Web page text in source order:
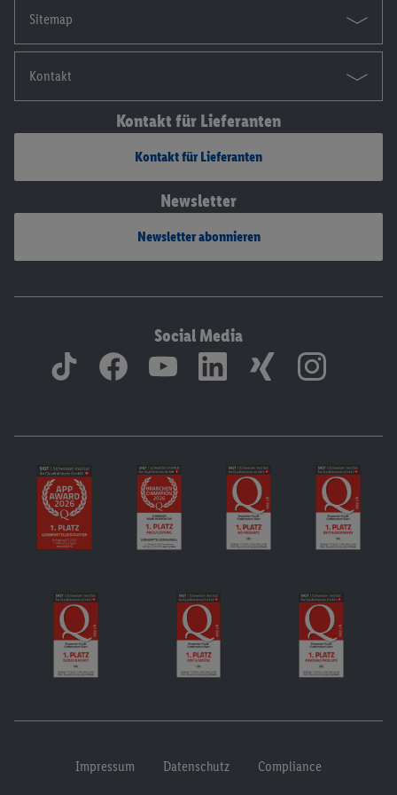
Sitemap
Kontakt
Kontakt für Lieferanten
Kontakt für Lieferanten
Newsletter
Newsletter abonnieren
Social Media
Impressum Datenschutz Compliance